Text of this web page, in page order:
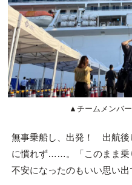
▲チームメンバ
無事乗船し、出発！ 出航後
に慣れず……。「このまま乗
不安になったのもいい思い出